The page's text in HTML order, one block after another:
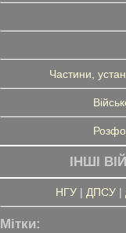
Частини,
ІНШІ
НГУ| ДПСУ|
Мітки: